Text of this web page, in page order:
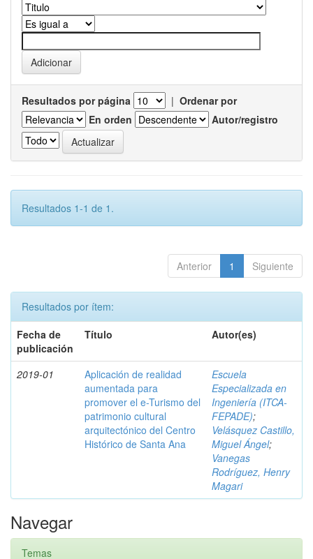
Resultados por página | Ordenar por
En orden
Autor/registro
Resultados 1-1 de 1.
Anterior 1 Siguiente
Resultados por ítem:
Fecha de
publicación
Título Autor(es)
2019-01
Aplicación de realidad
aumentada para
promover el e-Turismo del
patrimonio cultural
arquitectónico del Centro
Histórico de Santa Ana
Escuela
Especializada en
Ingeniería (ITCA-
FEPADE);
Velásquez Castillo,
Miguel Ángel;
Vanegas
Rodríguez, Henry
Magari
Navegar
Temas